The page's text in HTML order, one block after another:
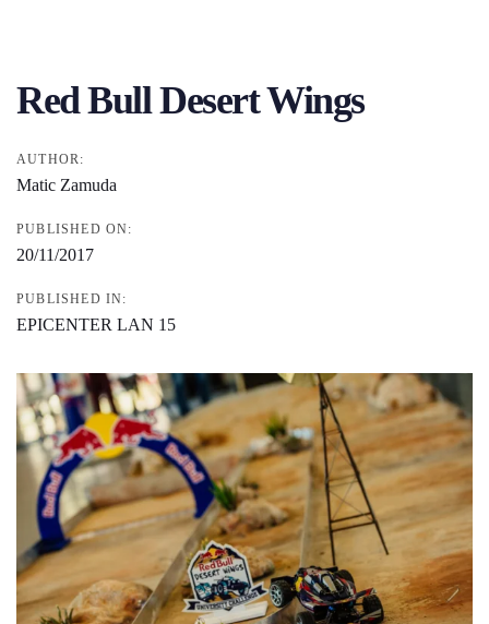
Red Bull Desert Wings
AUTHOR:
Matic Zamuda
PUBLISHED ON:
20/11/2017
PUBLISHED IN:
EPICENTER LAN 15